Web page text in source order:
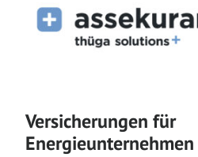
Versicherungen für
Energieunternehmen